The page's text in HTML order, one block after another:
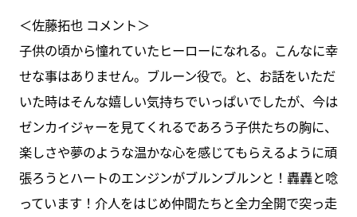
＜佐藤拓也 コメント＞
子供の頃から憧れていたヒーローになれる。こんなに幸
せな事はありません。ブルーン役で。と、お話をいただ
いた時はそんな嬉しい気持ちでいっぱいでしたが、今は
ゼンカイジャーを見てくれるであろう子供たちの胸に、
楽しさや夢のような温かな心を感じてもらえるように頑
張ろうとハートのエンジンがブルンブルンと！轟轟と唸
っています！介人をはじめ仲間たちと全力全開で突っ走